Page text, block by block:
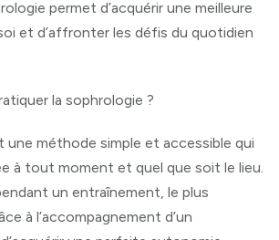
permet d’acquérir une meilleure
et d’affronter les défis du quotidien
la sophrologie ?
une méthode simple et accessible qui
à tout moment et quel que soit le lieu.
un entraînement, le plus
à l’accompagnement d’un